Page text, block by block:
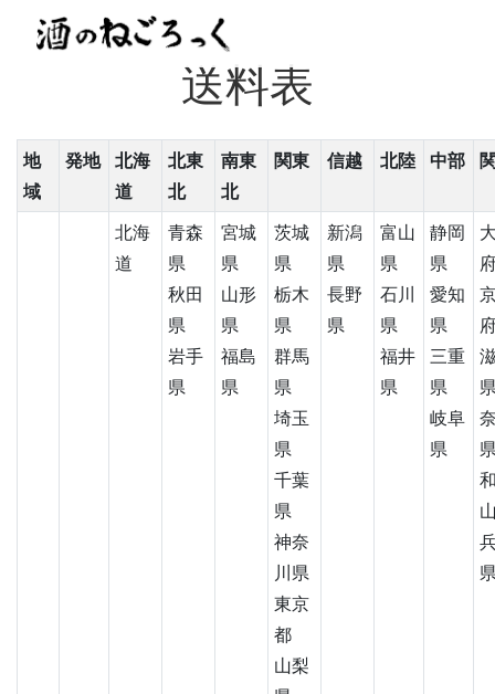
送料表
地
域
発地
北海
道
北東
北
南東
北
関東 信越 北陸 中部
北海
道
青森
県
秋田
県
岩手
県
宮城
県
山形
県
福島
県
茨城
県
栃木
県
群馬
県
埼玉
県
千葉
県
神奈
川県
東京
都
山梨
新潟
県
長野
県
富山
県
石川
県
福井
県
静岡
県
愛知
県
三重
県
岐阜
県